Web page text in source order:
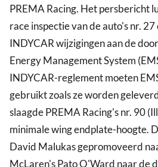
PREMA Racing. Het persbericht
race inspectie van de auto's nr.
INDYCAR wijzigingen aan de
Energy Management System
INDYCAR-reglement moeten
gebruikt zoals ze worden
slaagde PREMA Racing's nr. 90
minimale wing endplate-hoogte.
David Malukas gepromoveerd
McLaren's Pato O'Ward naar de